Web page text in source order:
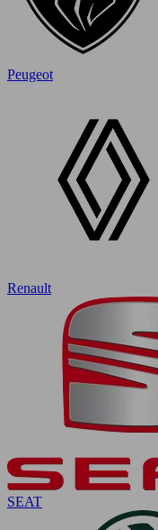
Peugeot
Renault
SEAT